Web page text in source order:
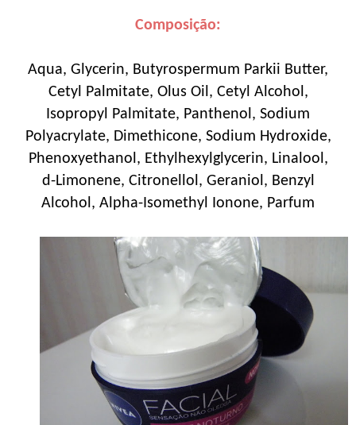
Composição:
Aqua, Glycerin, Butyrospermum Parkii Butter,
Cetyl Palmitate, Olus Oil, Cetyl Alcohol,
Isopropyl Palmitate, Panthenol, Sodium
Polyacrylate, Dimethicone, Sodium Hydroxide,
Phenoxyethanol, Ethylhexylglycerin, Linalool,
d-Limonene, Citronellol, Geraniol, Benzyl
Alcohol, Alpha-Isomethyl Ionone, Parfum